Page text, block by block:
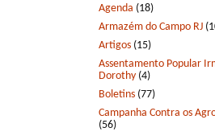
Agenda (18)
Armazém do Campo RJ
Artigos (15)
Assentamento Popular
Dorothy (4)
Boletins (77)
Campanha Contra os
(56)